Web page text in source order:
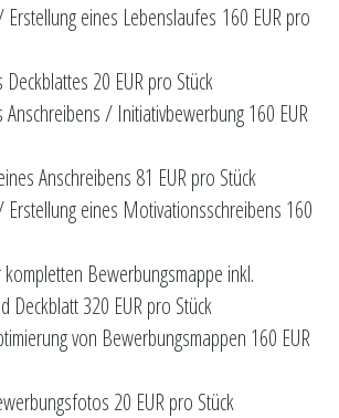
eines Lebenslaufes 160 EUR pro
Deckblattes 20 EUR pro Stück
Anschreibens / Initiativbewerbung 160 EUR
Anschreibens 81 EUR pro Stück
Erstellung eines Motivationsschreibens 160
kompletten Bewerbungsmappe inkl.
Deckblatt 320 EUR pro Stück
von Bewerbungsmappen 160 EUR
20 EUR pro Stück